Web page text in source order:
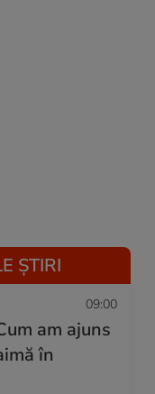
ȘTIRI
09:00
am ajuns
în